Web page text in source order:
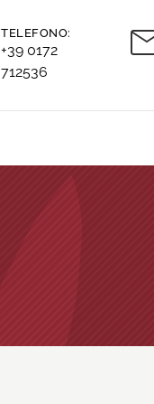
TELEFONO:
+39 0172
712536